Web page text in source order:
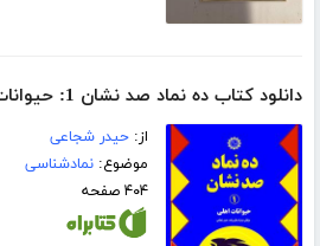
دانلود کتاب ده نماد صد نشان 1: حیوانات اهلی
از:حیدر شجاعی
موضوع:نمادشناسی
۴۰۴ صفحه